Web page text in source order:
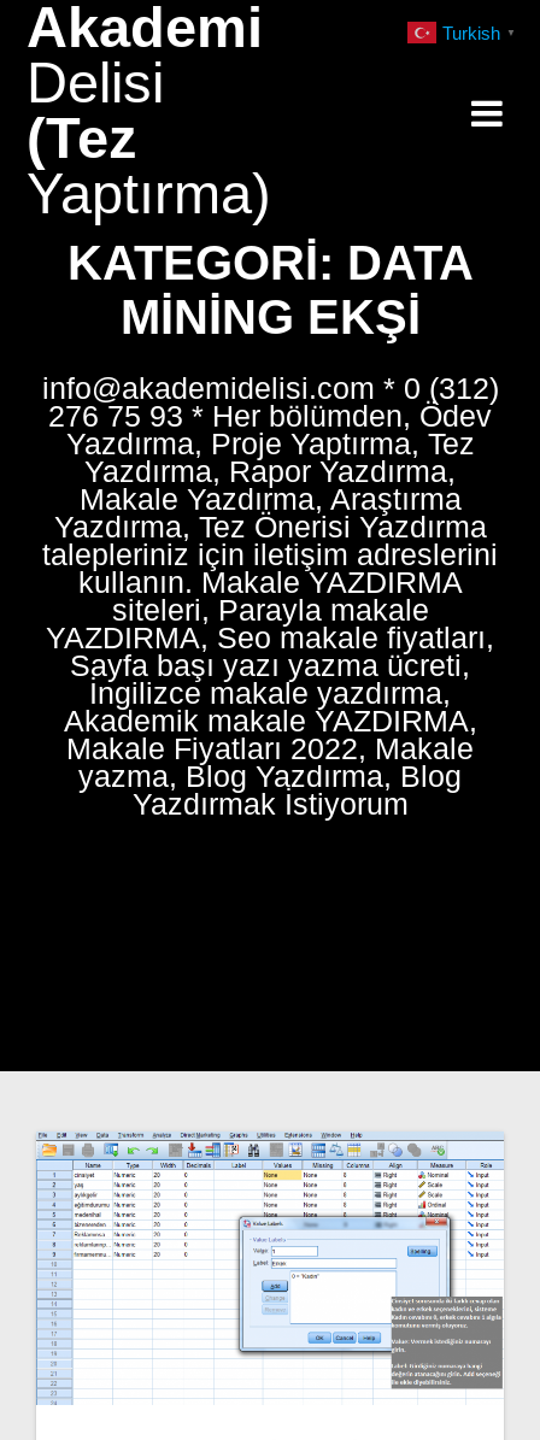
Akademi
Delisi
(Tez
Yaptırma)
KATEGORI: DATA
MINING EKŞI
info@akademidelisi.com * 0 (312)
276 75 93 * Her bölümden, Ödev
Yazdırma, Proje Yaptırma, Tez
Yazdırma, Rapor Yazdırma,
Makale Yazdırma, Araştırma
Yazdırma, Tez Önerisi Yazdırma
talepleriniz için iletişim adreslerini
kullanın. Makale YAZDIRMA
siteleri, Parayla makale
YAZDIRMA, Seo makale fiyatları,
Sayfa başı yazı yazma ücreti,
İngilizce makale yazdırma,
Akademik makale YAZDIRMA,
Makale Fiyatları 2022, Makale
yazma, Blog Yazdırma, Blog
Yazdırmak İstiyorum
Turkish ▼